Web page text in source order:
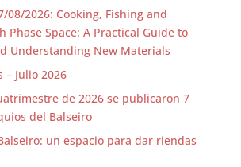
08/2026: Cooking, Fishing and
Phase Space: A Practical Guide to
Understanding New Materials
– Julio 2026
de 2026 se publicaron 7
del Balseiro
un espacio para dar riendas